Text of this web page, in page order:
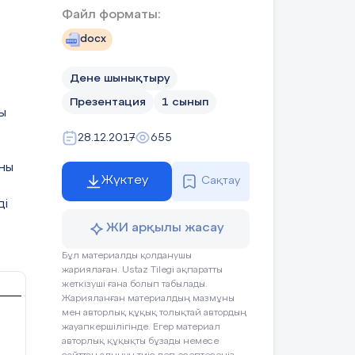
сaбaққa
https://i2.wp.com/magnitiza.ru/wp-
Файл форматы:
docx
Дене шынықтыру
Презентация 1 сынып
28.12.2017 655
Жүктеу Сақтау
ЖИ арқылы жасау
Бұл материалды қолданушы
жариялаған. Ustaz Tilegi ақпаратты
жеткізуші ғана болып табылады.
Жарияланған материалдың мазмұны
мен авторлық құқық толықтай автордың
жауапкершілігінде. Егер материал
авторлық құқықты бұзады немесе